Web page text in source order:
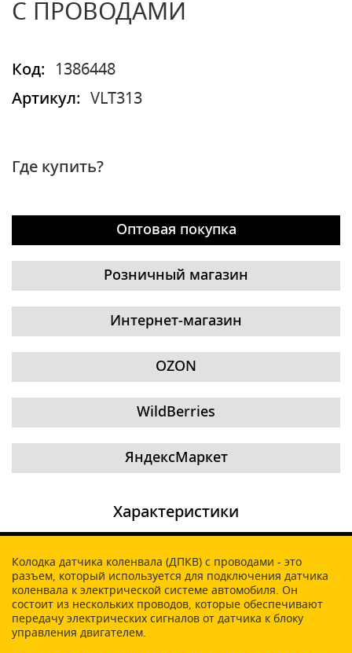
С ПРОВОДАМИ
Код:
1386448
Артикул:
VLT313
Где купить?
Оптовая покупка
Розничный магазин
Интернет-магазин
OZON
WildBerries
ЯндексМаркет
Характеристики
Колодка датчика коленвала (ДПКВ) с проводами - это
разъем, который используется для подключения датчика
коленвала к электрической системе автомобиля. Он
состоит из нескольких проводов, которые обеспечивают
передачу электрических сигналов от датчика к блоку
управления двигателем.